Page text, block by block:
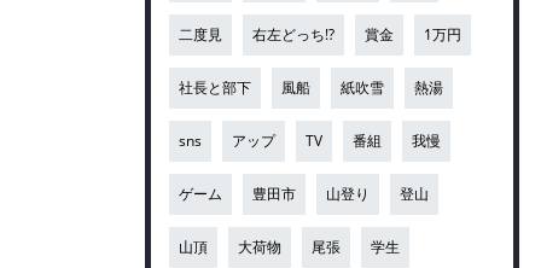
二度見 右左どっち!? 賞金 1万円
社長と部下 風船 紙吹雪 熱湯
sns アップ TV 番組 我慢
ゲーム 豊田市 山登り 登山
山頂 大荷物 尾張 学生